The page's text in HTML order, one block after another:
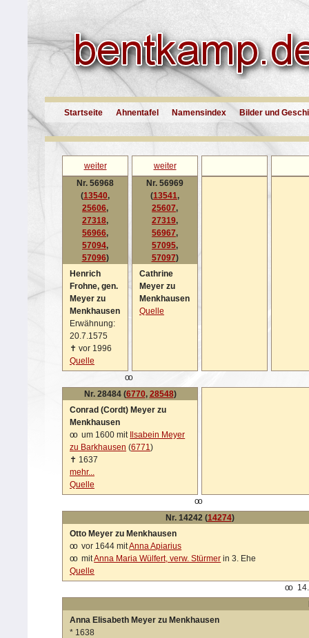
Startseite Ahnentafel Namensindex Bilder und
weiter
weiter
Nr. 56968
(13540,
25606,
27318,
56966,
57094,
57096)
Henrich
Frohne, gen.
Meyer zu
Menkhausen
Erwähnung:
20.7.1575
✝ vor 1996
Quelle
Nr. 56969
(13541,
25607,
27319,
56967,
57095,
57097)
Cathrine
Meyer zu
Menkhausen
Quelle
oo
Nr. 28484 (6770, 28548)
Conrad (Cordt) Meyer zu
Menkhausen
oo um 1600 mit Ilsabein Meyer
zu Barkhausen (6771)
✝ 1637
mehr...
Quelle
oo
Nr. 14242 (14274)
Otto Meyer zu Menkhausen
oo vor 1644 mitAnna Apiarius
oo mitAnna Maria Wülfert, verw. Stürmer in 3. Ehe
Quelle
oo
Anna Elisabeth Meyer zu Menkhausen
* 1638